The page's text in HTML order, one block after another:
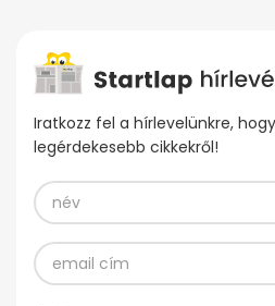
Iratkozz fel a hírlevelünkre,
legérdekesebb cikkekről!